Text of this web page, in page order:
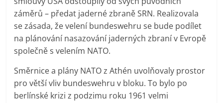
záměrů – předat jaderné zbraně SRN. Realizovala
se zásada, že velení bundeswehru se bude podílet
na plánování nasazování jaderných zbraní v Evropě
společně s velením NATO.
Směrnice a plány NATO z Athén uvolňovaly prostor
pro větší vliv bundeswehru v bloku. To bylo po
berlínské krizi z podzimu roku 1961 velmi